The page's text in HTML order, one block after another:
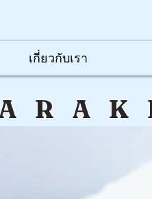
เกี่ยวกับเรา